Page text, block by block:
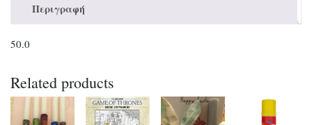
Περιγραφή
50.0
Related products